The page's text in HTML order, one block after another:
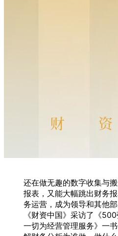
还在做无趣的数字收集与
报表，又能大幅跳出财务
务运营，成为领导和其他
《财资中国》采访了《
一切为经营管理服务》一